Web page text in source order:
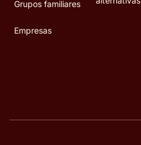
Grupos familiares
Empresas